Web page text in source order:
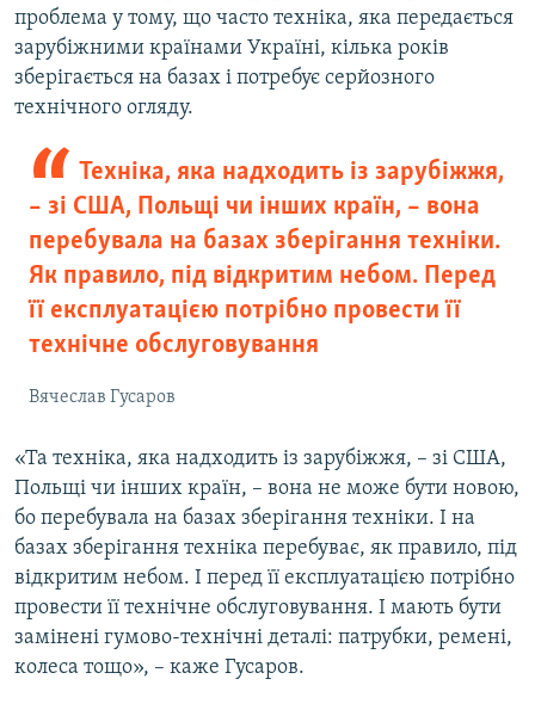
проблема у тому, що часто техніка, яка передається
зарубіжними країнами Україні, кілька років
зберігається на базах і потребує серйозного
технічного огляду.
Техніка, яка надходить із зарубіжжя,
– зі США, Польщі чи інших країн, – вона
перебувала на базах зберігання техніки.
Як правило, під відкритим небом. Перед
її експлуатацією потрібно провести її
технічне обслуговування
Вячеслав Гусаров
«Та техніка, яка надходить із зарубіжжя, – зі США,
Польщі чи інших країн, – вона не може бути новою,
бо перебувала на базах зберігання техніки. І на
базах зберігання техніка перебуває, як правило, під
відкритим небом. І перед її експлуатацією потрібно
провести її технічне обслуговування. І мають бути
замінені гумово-технічні деталі: патрубки, ремені,
колеса тощо», – каже Гусаров.